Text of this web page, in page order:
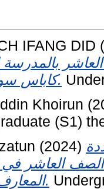
IFANG DID
بالمدرسة
كاباس سوكومورو عانجوك.
Khoirun
(S1)
(2024)
العاشر في
المعارف، أوداناوو، باليتار.